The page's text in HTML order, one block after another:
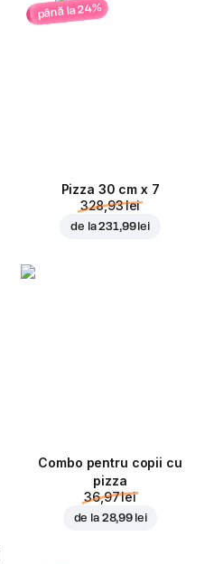
până la 24%
Pizza 30 cm x 7
328,93 lei
de la231,99 lei
Combo pentru copii cu
pizza
36,97 lei
de la 28,99 lei